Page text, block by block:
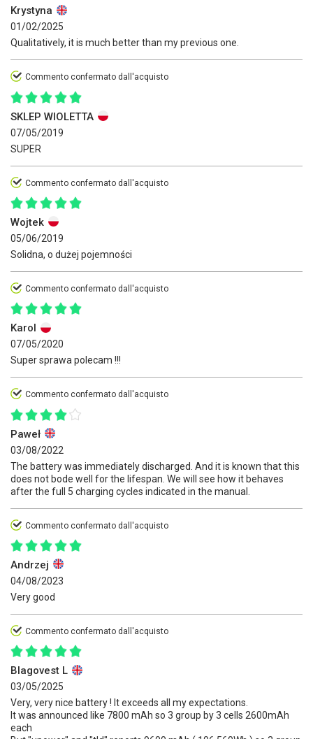
Krystyna
01/02/2025
Qualitatively, it is much better than my previous one.
Commento confermato dall'acquisto
SKLEP WIOLETTA
07/05/2019
SUPER
Commento confermato dall'acquisto
Wojtek
05/06/2019
Solidna, o dużej pojemności
Commento confermato dall'acquisto
Karol
07/05/2020
Super sprawa polecam !!!
Commento confermato dall'acquisto
Paweł
03/08/2022
The battery was immediately discharged. And it is known that this
does not bode well for the lifespan. We will see how it behaves
after the full 5 charging cycles indicated in the manual.
Commento confermato dall'acquisto
Andrzej
04/08/2023
Very good
Commento confermato dall'acquisto
Blagovest L
03/05/2025
Very, very nice battery ! It exceeds all my expectations.
It was announced like 7800 mAh so 3 group by 3 cells 2600mAh
each